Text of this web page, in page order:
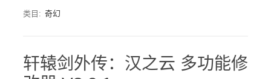
类目: 奇幻
轩辕剑外传：汉之云 多功能修